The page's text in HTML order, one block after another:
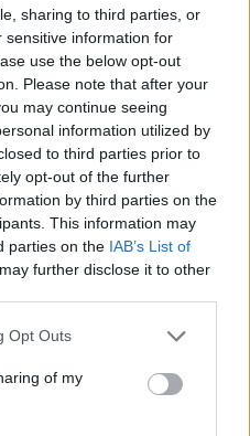
sharing to third parties, or
sensitive information for
use the below opt-out
Please note that after your
may continue seeing
information utilized by
to third parties prior to
opt-out of the further
by third parties on the
This information may
parties on the IAB’s List of
further disclose it to other
uses one or more Google
behaviour. You may click to
and its third-party tags to
purposes in below Google
Opt Outs
of my
είναι μία από τις
αποκαλύψεις του
για τοκίνημα #MeToo,
πτυχές της δημόσιας
πρώτη φορά στους